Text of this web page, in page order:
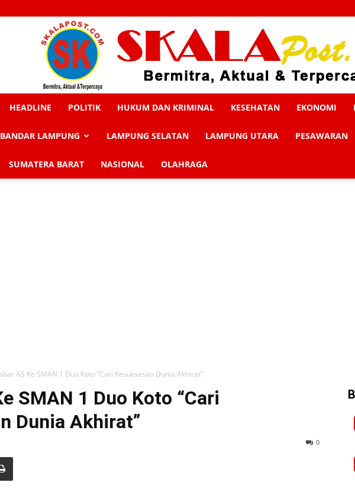
HEADLINE POLITIK HUKUM DAN KRIMINAL KESEHATAN EKONOMI
BANDAR LAMPUNG LAMPUNG SELATAN LAMPUNG UTARA PESAWARAN
SUMATERA BARAT NASIONAL OLAHRAGA
AS Ke SMAN 1 Duo Koto “Cari Kesuksesan Dunia Akhirat”
SMAN 1 Duo Koto “Cari
Dunia Akhirat”
0